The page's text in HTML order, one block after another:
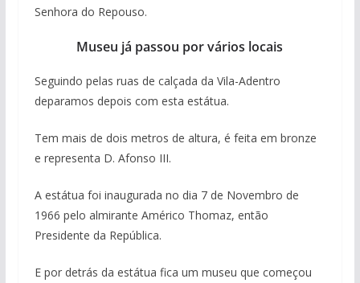
Senhora do Repouso.
Museu já passou por vários locais
Seguindo pelas ruas de calçada da Vila-Adentro
deparamos depois com esta estátua.
Tem mais de dois metros de altura, é feita em bronze
e representa D. Afonso III.
A estátua foi inaugurada no dia 7 de Novembro de
1966 pelo almirante Américo Thomaz, então
Presidente da República.
E por detrás da estátua fica um museu que começou